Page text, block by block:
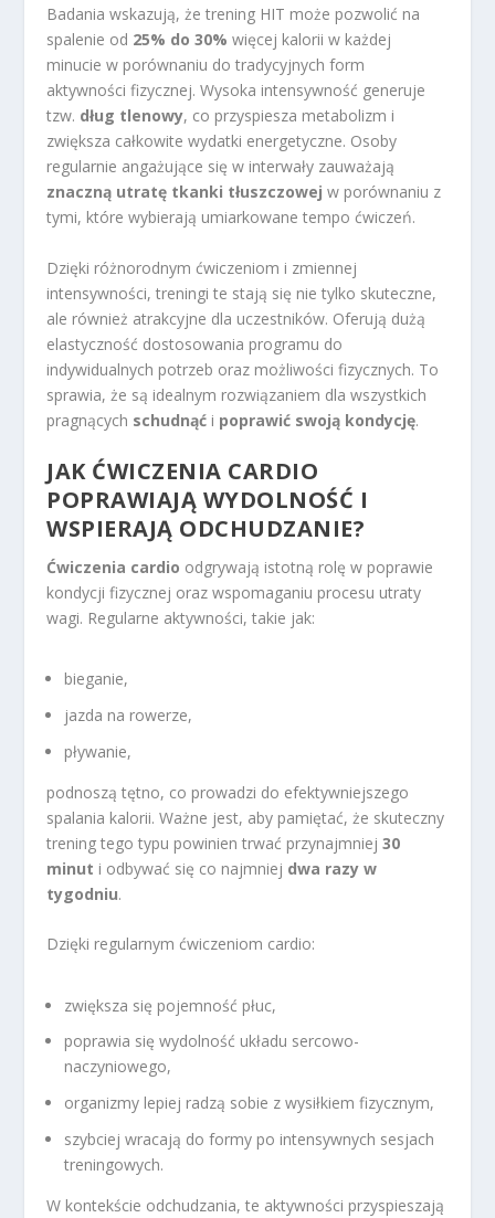
Badania wskazują, że trening HIT może pozwolić na
spalenie od 25% do 30% więcej kalorii w każdej
minucie w porównaniu do tradycyjnych form
aktywności fizycznej. Wysoka intensywność generuje
tzw. dług tlenowy, co przyspiesza metabolizm i
zwiększa całkowite wydatki energetyczne. Osoby
regularnie angażujące się w interwały zauważają
znaczną utratę tkanki tłuszczowej w porównaniu z
tymi, które wybierają umiarkowane tempo ćwiczeń.
Dzięki różnorodnym ćwiczeniom i zmiennej
intensywności, treningi te stają się nie tylko skuteczne,
ale również atrakcyjne dla uczestników. Oferują dużą
elastyczność dostosowania programu do
indywidualnych potrzeb oraz możliwości fizycznych. To
sprawia, że są idealnym rozwiązaniem dla wszystkich
pragnących schudnąć i poprawić swoją kondycję.
JAK ĆWICZENIA CARDIO
POPRAWIAJĄ WYDOLNOŚĆ I
WSPIERAJĄ ODCHUDZANIE?
Ćwiczenia cardio odgrywają istotną rolę w poprawie
kondycji fizycznej oraz wspomaganiu procesu utraty
wagi. Regularne aktywności, takie jak:
bieganie,
jazda na rowerze,
pływanie,
podnoszą tętno, co prowadzi do efektywniejszego
spalania kalorii. Ważne jest, aby pamiętać, że skuteczny
trening tego typu powinien trwać przynajmniej30
minut i odbywać się co najmniej dwa razy w
tygodniu.
Dzięki regularnym ćwiczeniom cardio:
zwiększa się pojemność płuc,
poprawia się wydolność układu sercowo-
naczyniowego,
organizmy lepiej radzą sobie z wysiłkiem fizycznym,
szybciej wracają do formy po intensywnych sesjach
treningowych.
W kontekście odchudzania, te aktywności przyspieszają